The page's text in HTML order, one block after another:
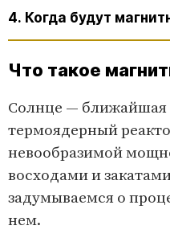
4. Когда будут
Что такое
Солнце — ближайшая
термоядерный
невообразимой
восходами и
задумываемся о
нем.